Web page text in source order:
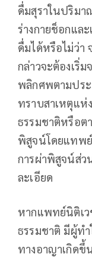
ดื่มสุราในปริม
ร่างกายช็อกแล
ดื่มได้หรือไม่ว่า
กล่าวจะต้องเริ่
พลิกศพตามปร
ทราบสาเหตุแห่
ธรรมชาติหรือต
พิสูจน์โดยแทพ
การผ่าพิสูจน์ส่ว
ละเอียด
หากแพทย์นิติเว
ธรรมชาติ มีผู้ท
ทางอาญาเกิด